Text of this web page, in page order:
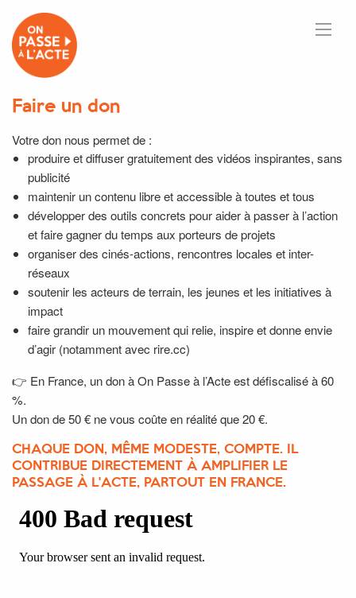
Faire un don
Votre don nous permet de :
produire et diffuser gratuitement des vidéos inspirantes, sans
publicité
maintenir un contenu libre et accessible à toutes et tous
développer des outils concrets pour aider à passer à l’action
et faire gagner du temps aux porteurs de projets
organiser des cinés-actions, rencontres locales et inter-
réseaux
soutenir les acteurs de terrain, les jeunes et les initiatives à
impact
faire grandir un mouvement qui relie, inspire et donne envie
d’agir (notamment avec rire.cc)
👉 En France, un don à On Passe à l’Acte est défiscalisé à 60
%.
Un don de 50 € ne vous coûte en réalité que 20 €.
CHAQUE DON, MÊME MODESTE, COMPTE. IL
CONTRIBUE DIRECTEMENT À AMPLIFIER LE
PASSAGE À L'ACTE, PARTOUT EN FRANCE.